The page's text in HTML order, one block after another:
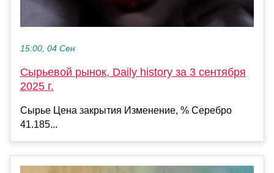
15:00, 04 Сен
Сырьевой рынок, Daily history за 3 сентября
2025 г.
Сырье Цена закрытия Изменение, % Серебро
41.185...